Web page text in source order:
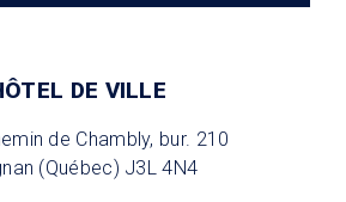
DE VILLE
de Chambly, bur. 210
(Québec) J3L 4N4